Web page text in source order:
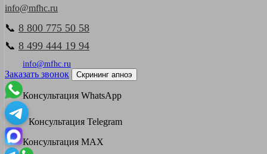
info@mfhc.ru
📞 8 800 775 50 58
📞 8 499 444 19 94
info@mfhc.ru
Заказать звонок Скрининг апноэ
Консультация WhatsApp
Консультация Telegram
Консультация MAX